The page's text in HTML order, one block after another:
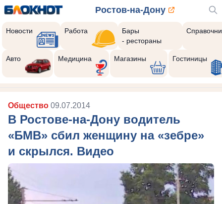
Ростов-на-Дону
Новости Работа
Бары
- рестораны
Авто Медицина Магазины Гостиницы
Общество 09.07.2014
В Ростове-на-Дону водитель
«БМВ» сбил женщину на «зебре»
и скрылся. Видео